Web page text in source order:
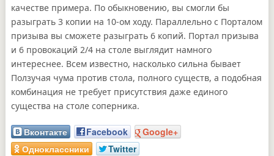
качестве примера. По обыкновению, вы смогли бы
разыграть 3 копии на 10-ом ходу. Параллельно с Порталом
призыва вы сможете разыграть 6 копий. Портал призыва
и 6 провокаций 2/4 на столе выглядит намного
интереснее. Всем известно, насколько сильна бывает
Ползучая чума против стола, полного существ, а подобная
комбинация не требует присутствия даже единого
существа на столе соперника.
Вконтакте Facebook
Google+
Одноклассники
Twitter